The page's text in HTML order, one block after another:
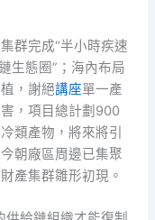
群完成“半小時疾速
生態圈”；海內布局
，謝絕講座單一產
，項目總計劃900
類產物，將來將引
朝廠區周邊已集聚
產集群雛形初現。